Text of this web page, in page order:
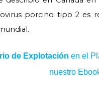
porcino tipo 2 es
de Explotación en el
nuestro